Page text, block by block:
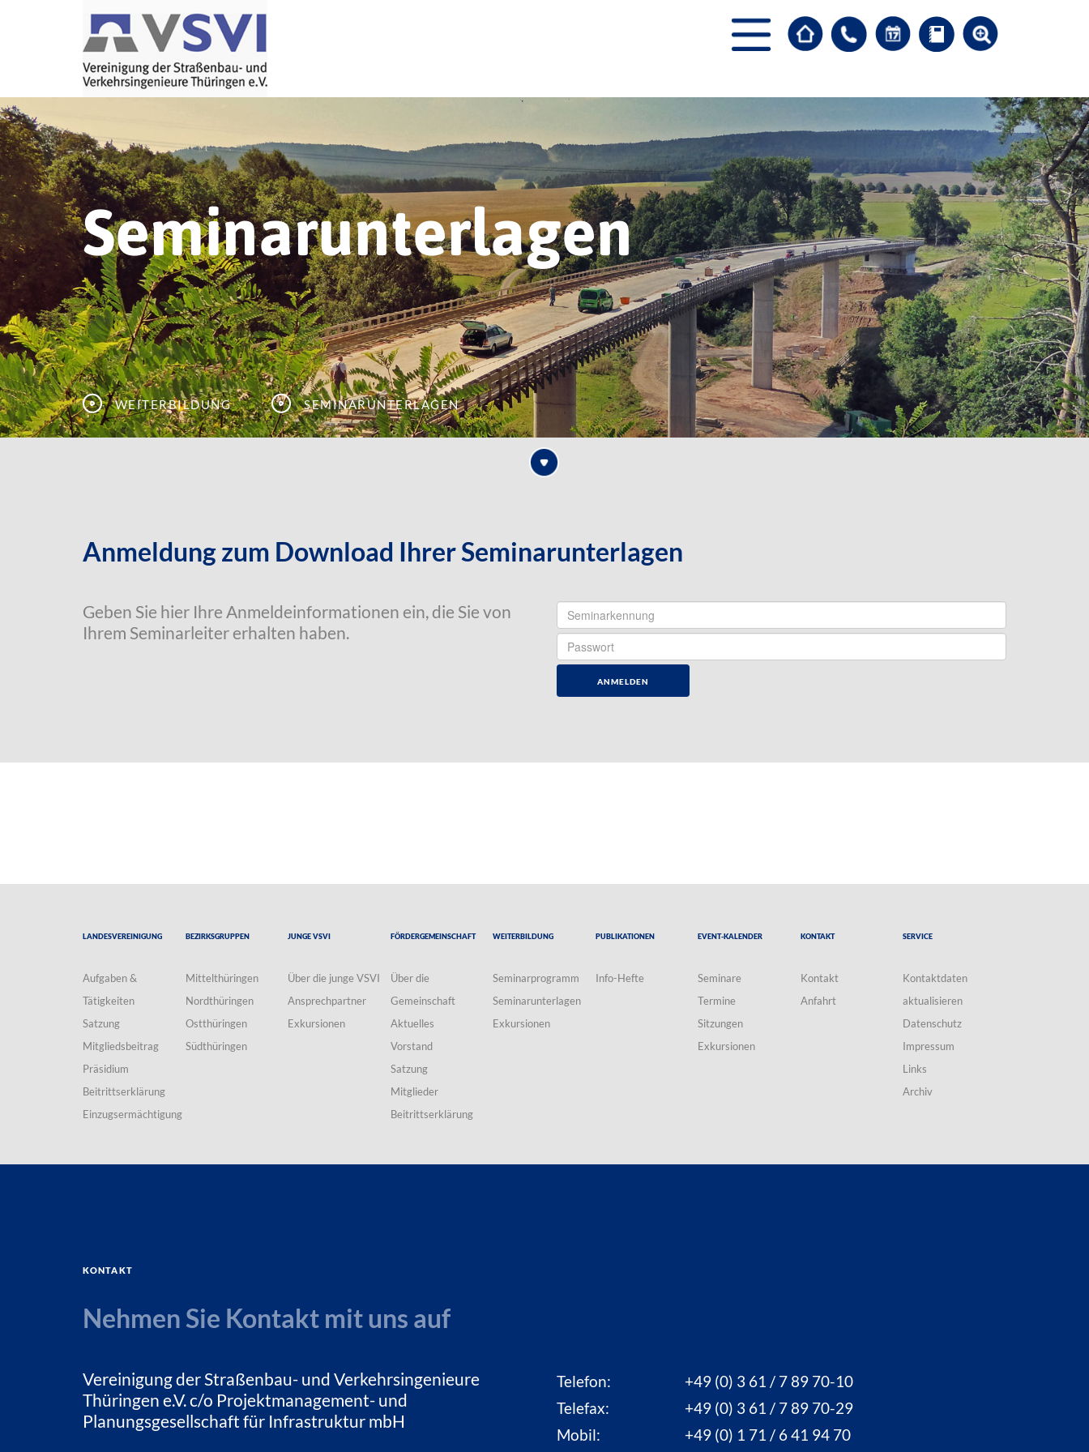
Seminarunterlagen
Weiterbildung Seminarunterlagen
Anmeldung zum Download Ihrer Seminarunterlagen
Geben Sie hier Ihre Anmeldeinformationen ein, die Sie von
Ihrem Seminarleiter erhalten haben.
Landesvereinigung
Aufgaben &
Tätigkeiten
Satzung
Mitgliedsbeitrag
Präsidium
Beitrittserklärung
Einzugsermächtigung
Bezirksgruppen
Mittelthüringen
Nordthüringen
Ostthüringen
Südthüringen
Junge VSVI
Über die junge VSVI
Ansprechpartner
Exkursionen
Fördergemeinschaft
Über die
Gemeinschaft
Aktuelles
Vorstand
Satzung
Mitglieder
Beitrittserklärung
Weiterbildung
Seminarprogramm
Seminarunterlagen
Exkursionen
Publikationen
Info-Hefte
Event-Kalender
Seminare
Termine
Sitzungen
Exkursionen
Kontakt
Kontakt
Anfahrt
Service
Kontaktdaten
aktualisieren
Datenschutz
Impressum
Links
Archiv
Kontakt
Nehmen Sie Kontakt mit uns auf
Vereinigung der Straßenbau- und Verkehrsingenieure
Thüringen e.V. c/o Projektmanagement- und
Planungsgesellschaft für Infrastruktur mbH
Telefon:
+49 (0) 3 61 / 7 89 70-10
Telefax:
+49 (0) 3 61 / 7 89 70-29
Mobil:
+49 (0) 1 71 / 6 41 94 70